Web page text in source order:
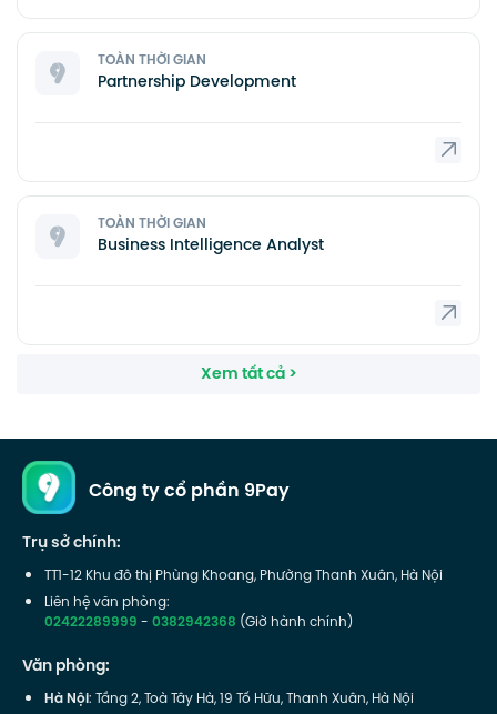
TOÀN THỜI GIAN
Partnership Development
TOÀN THỜI GIAN
Business Intelligence Analyst
Xem tất cả >
Công ty cổ phần 9Pay
Trụ sở chính:
TT1-12 Khu đô thị Phùng Khoang, Phường Thanh Xuân, Hà Nội
Liên hệ văn phòng:
02422289999-0382942368 (Giờ hành chính)
Văn phòng:
Hà Nội: Tầng 2, Toà Tây Hà, 19 Tố Hữu, Thanh Xuân, Hà Nội